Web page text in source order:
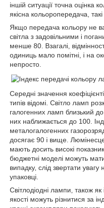
іншій ситуації точна оцінка
якісна кольоропередача, такі
Якщо передача кольору не
світла з задовільними і
менше 80. Взагалі,
одиниць мало помітні, і на
непросто.
Середні значення
типів відомі. Світло ламп
галогенних ламп близький
них наближається до 100.
металогалогенних
досягає 90 і вище.
мають досить високі
бюджетні моделі можуть
випадку, слід звертати увагу
упаковці.
Світлодіодні лампи, також як
якості можуть різнитися за